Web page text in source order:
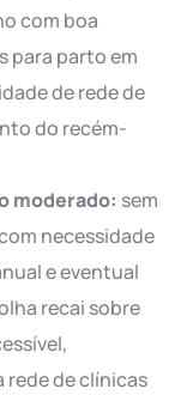
com boa
para parto em
de rede de
do recém-
moderado: sem
necessidade
e eventual
recai sobre
de clínicas